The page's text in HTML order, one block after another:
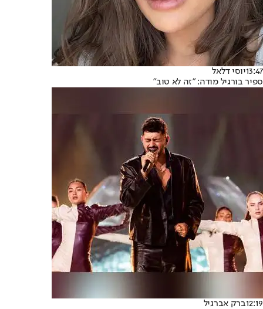
13:47יוסי דלאל
ספיר בורגיל מודה: "זה לא טוב"
12:19ברק אברגיל